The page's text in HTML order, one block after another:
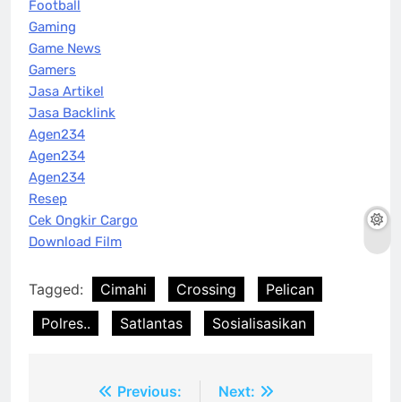
Football
Gaming
Game News
Gamers
Jasa Artikel
Jasa Backlink
Agen234
Agen234
Agen234
Resep
Cek Ongkir Cargo
Download Film
Tagged: Cimahi Crossing
Pelican
Polres..
Satlantas Sosialisasikan
Previous:
Next: